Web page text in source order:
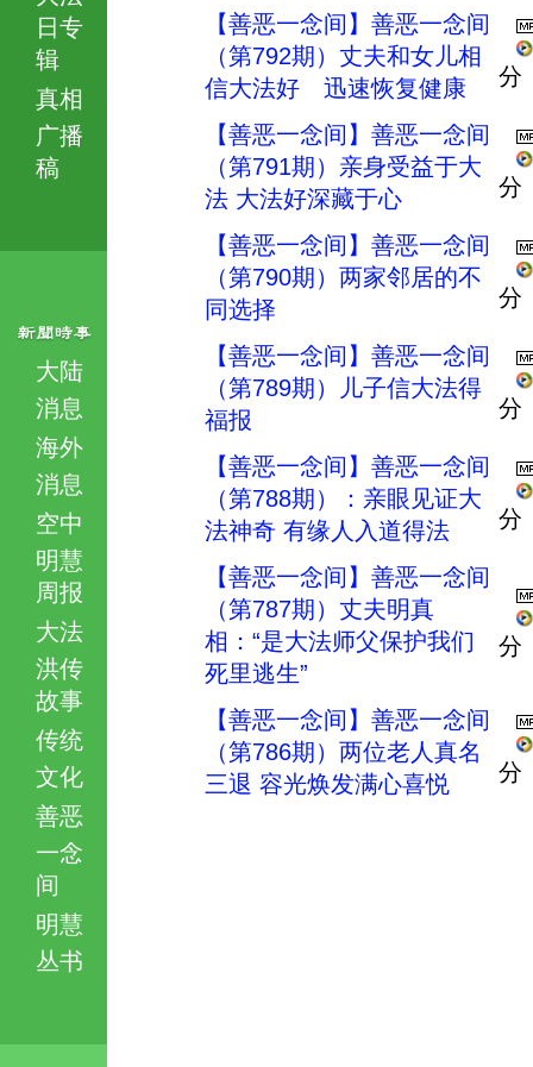
日专
辑
真相
广播
稿
大陆
消息
海外
消息
空中
明慧
周报
大法
洪传
故事
传统
文化
善恶
一念
间
明慧
丛书
【善恶一念间】善恶一念间
（第792期）丈夫和女儿相
信大法好 迅速恢复健康
分
【善恶一念间】善恶一念间
（第791期）亲身受益于大
法 大法好深藏于心
分
【善恶一念间】善恶一念间
（第790期）两家邻居的不
同选择
分
【善恶一念间】善恶一念间
（第789期）儿子信大法得
福报
分
【善恶一念间】善恶一念间
（第788期）：亲眼见证大
法神奇 有缘人入道得法
分
【善恶一念间】善恶一念间
（第787期）丈夫明真
相：“是大法师父保护我们
死里逃生”
分
【善恶一念间】善恶一念间
（第786期）两位老人真名
三退 容光焕发满心喜悦
分